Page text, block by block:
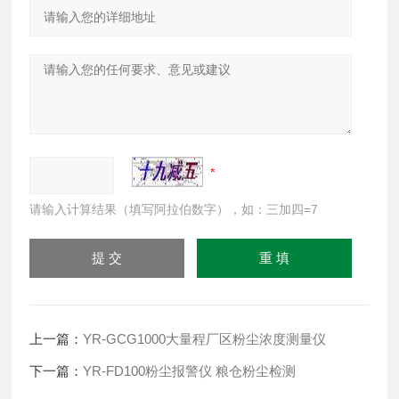
请输入计算结果（填写阿拉伯数字），如：三加四=7
上一篇：YR-GCG1000大量程厂区粉尘浓度测量仪
下一篇：YR-FD100粉尘报警仪 粮仓粉尘检测